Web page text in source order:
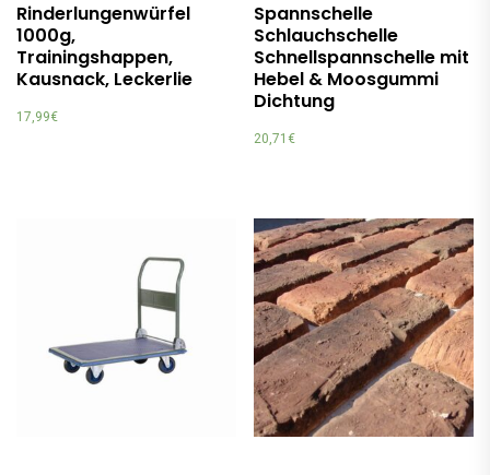
Rinderlungenwürfel
1000g,
Trainingshappen,
Kausnack, Leckerlie
17,99€
Spannschelle
Schlauchschelle
Schnellspannschelle mit
Hebel & Moosgummi
Dichtung
20,71 €